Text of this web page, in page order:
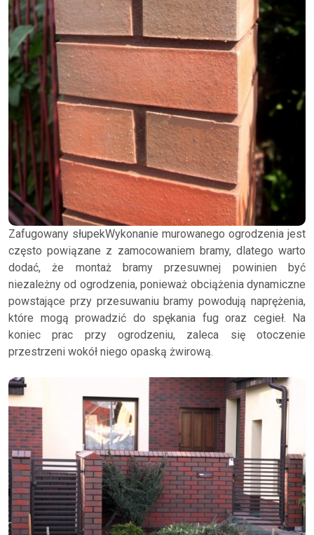
Zafugowany słupekWykonanie murowanego ogrodzenia jest
często powiązane z zamocowaniem bramy, dlatego warto
dodać, że montaż bramy przesuwnej powinien być
niezależny od ogrodzenia, ponieważ obciążenia dynamiczne
powstające przy przesuwaniu bramy powodują naprężenia,
które mogą prowadzić do spękania fug oraz cegieł. Na
koniec prac przy ogrodzeniu, zaleca się otoczenie
przestrzeni wokół niego opaską żwirową.